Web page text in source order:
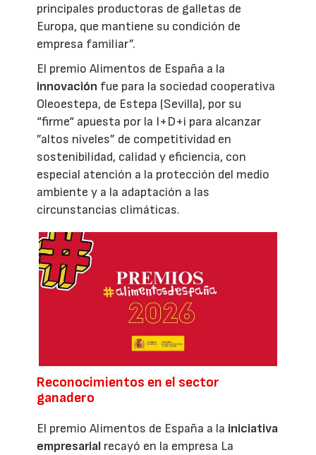
principales productoras de galletas de
Europa, que mantiene su condición de
empresa familiar”.
El premio Alimentos de España a la
innovación fue para la sociedad cooperativa
Oleoestepa, de Estepa (Sevilla), por su
“firme“ apuesta por la I+D+i para alcanzar
”altos niveles” de competitividad en
sostenibilidad, calidad y eficiencia, con
especial atención a la protección del medio
ambiente y a la adaptación a las
circunstancias climáticas.
Reconocimientos en el sector
ganadero
El premio Alimentos de España a la iniciativa
empresarial recayó en la empresa La